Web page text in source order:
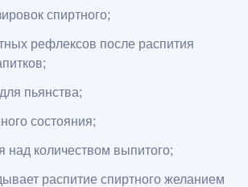
спиртного;
рефлексов после распития
пьянства;
состояния;
над количеством выпитого;
распитие спиртного желанием